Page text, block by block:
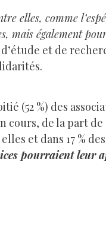
elles, comme
mais également
et de
(52 %) des
cours, de la part
et dans 17 %
pourraient leur